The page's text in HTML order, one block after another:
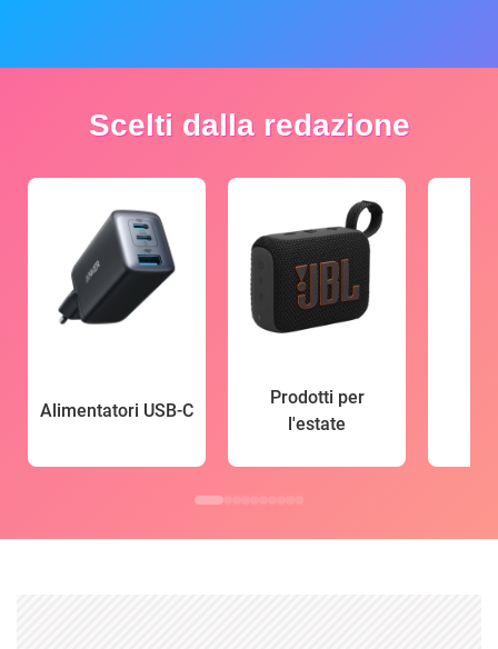
Scelti dalla redazione
Alimentatori USB-C
Prodotti per
l'estate